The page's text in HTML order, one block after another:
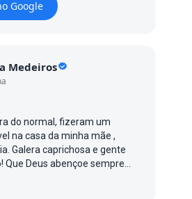
Google
Medeiros
do normal, fizeram um
na casa da minha mãe ,
Galera caprichosa e gente
Que Deus abençoe sempre
são firme no que falam e